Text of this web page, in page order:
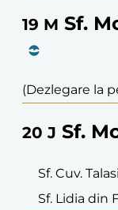
19 M Sf.
(Dezlegare la
20 J Sf.
Sf. Cuv.
Sf. Lidia din